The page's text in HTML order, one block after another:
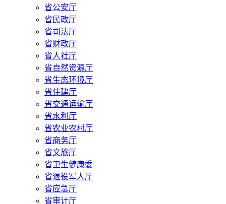
省公安厅
省民政厅
省司法厅
省财政厅
省人社厅
省自然资源厅
省生态环境厅
省住建厅
省交通运输厅
省水利厅
省农业农村厅
省商务厅
省文旅厅
省卫生健康委
省退役军人厅
省应急厅
省审计厅